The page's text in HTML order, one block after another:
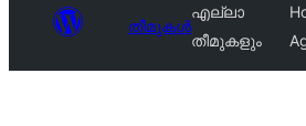
തീമുകൾ
എല്ലാ
തീമുകളും